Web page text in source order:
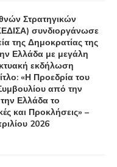
Στρατηγικών
συνδιοργάνωσε
της Δημοκρατίας της
Ελλάδα με μεγάλη
εκδήλωση
«Η Προεδρία του
από την
Ελλάδα το
και Προκλήσεις» –
2026